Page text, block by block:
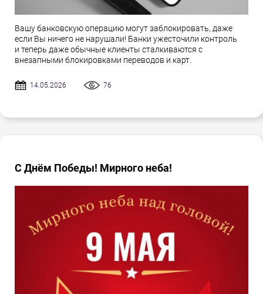
Вашу банковскую операцию могут заблокировать, даже
если Вы ничего не нарушали! Банки ужесточили контроль
и теперь даже обычные клиенты сталкиваются с
внезапными блокировками переводов и карт.
14.05.2026 76
С Днём Победы! Мирного неба!